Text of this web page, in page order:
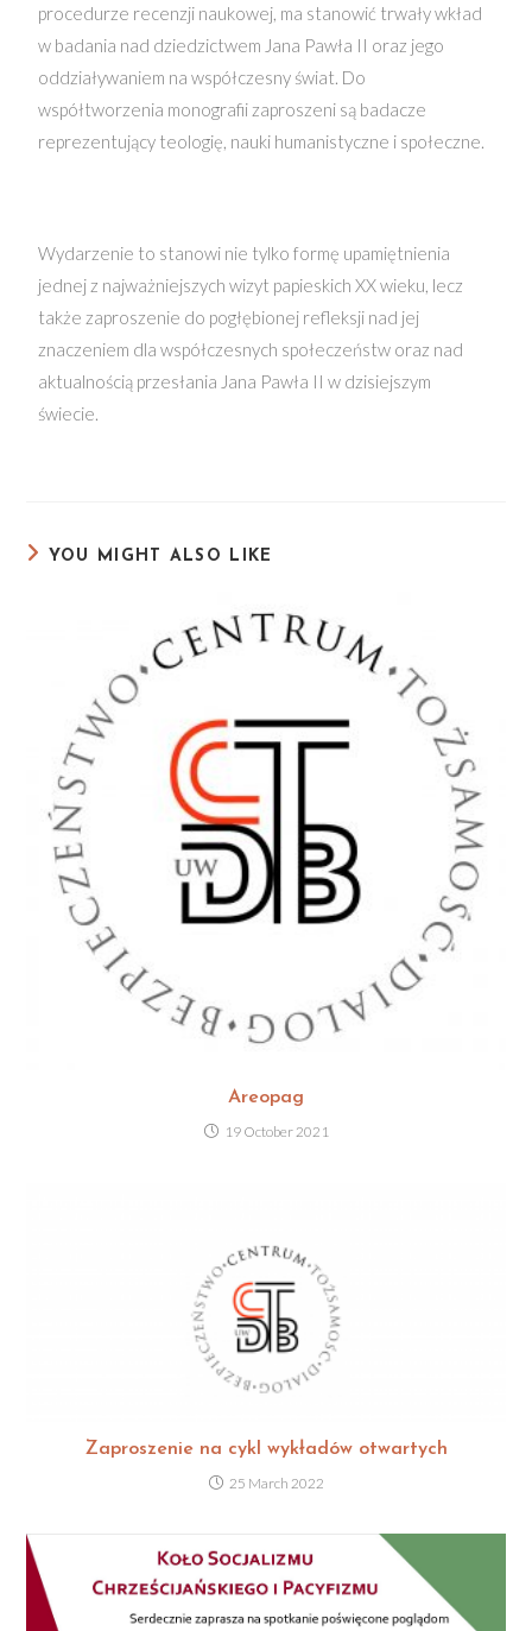
procedurze recenzji naukowej, ma stanowić trwały wkład
w badania nad dziedzictwem Jana Pawła II oraz jego
oddziaływaniem na współczesny świat. Do
współtworzenia monografii zaproszeni są badacze
reprezentujący teologię, nauki humanistyczne i społeczne.
Wydarzenie to stanowi nie tylko formę upamiętnienia
jednej z najważniejszych wizyt papieskich XX wieku, lecz
także zaproszenie do pogłębionej refleksji nad jej
znaczeniem dla współczesnych społeczeństw oraz nad
aktualnością przesłania Jana Pawła II w dzisiejszym
świecie.
YOU MIGHT ALSO LIKE
Areopag
19 October 2021
Zaproszenie na cykl wykładów otwartych
25 March 2022